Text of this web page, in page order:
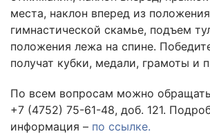
места, наклон вперед из
гимнастической скамье, подъем
положения лежа на спине.
получат кубки, медали, грамоты и
По всем вопросам можно
+7 (4752) 75-61-48, доб. 121.
информация – по ссылке.